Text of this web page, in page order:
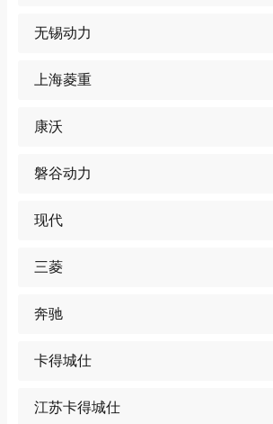
无锡动力
上海菱重
康沃
磐谷动力
现代
三菱
奔驰
卡得城仕
江苏卡得城仕